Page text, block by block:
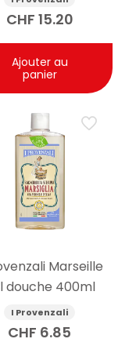
30ml
CHF 15.20
Ajouter au
panier
Marseille
douche 400ml
I Provenzali
CHF 6.85